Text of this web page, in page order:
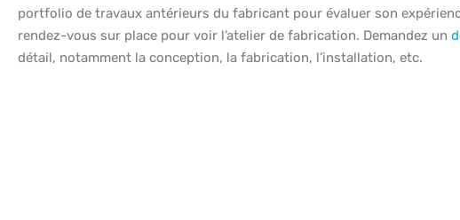
portfolio de travaux antérieurs du fabricant pour évaluer son
rendez-vous sur place pour voir l’atelier de fabrication. Demandez un
détail, notamment la conception, la fabrication, l’installation, etc.